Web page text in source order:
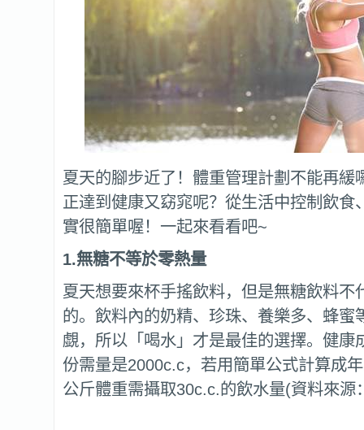
夏天的腳步近了！體重管理計劃不能再緩
正達到健康又窈窕呢？從生活中控制飲食
實很簡單喔！一起來看看吧~
1.無糖不等於零熱量
夏天想要來杯手搖飲料，但是無糖飲料不
的。飲料內的奶精、珍珠、養樂多、蜂蜜
覷，所以「喝水」才是最佳的選擇。健康
份需量是2000c.c，若用簡單公式計算成
公斤體重需攝取30c.c.的飲水量(資料來源